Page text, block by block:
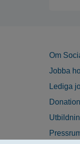
Om
Jobba
Lediga